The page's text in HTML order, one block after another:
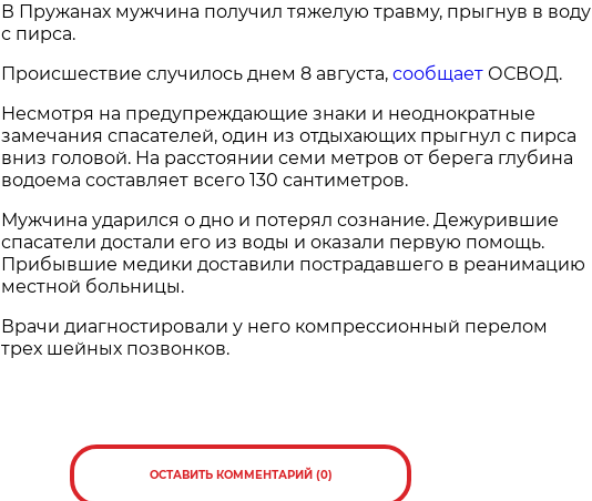
В Пружанах мужчина получил тяжелую травму, прыгнув в воду
с пирса.
Происшествие случилось днем 8 августа, сообщает ОСВОД.
Несмотря на предупреждающие знаки и неоднократные
замечания спасателей, один из отдыхающих прыгнул с пирса
вниз головой. На расстоянии семи метров от берега глубина
водоема составляет всего 130 сантиметров.
Мужчина ударился о дно и потерял сознание. Дежурившие
спасатели достали его из воды и оказали первую помощь.
Прибывшие медики доставили пострадавшего в реанимацию
местной больницы.
Врачи диагностировали у него компрессионный перелом
трех шейных позвонков.
ОСТАВИТЬ КОММЕНТАРИЙ (0)